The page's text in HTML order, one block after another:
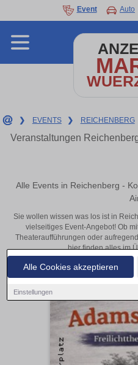
Alle Cookies akzeptieren
Einstellungen
Event Auto
❯ EVENTS ❯ REICHENBERG
Veranstaltungen
Alle Events in Reichenberg -
Sie wollen wissen was los ist in
vielseitiges Event-Angebot! Ob
Theateraufführungen oder
hier finden alles im